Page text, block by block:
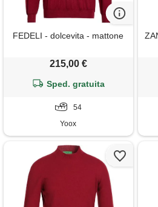
FEDELI - dolcevita - mattone
215,00 €
Sped. gratuita
54
Yoox